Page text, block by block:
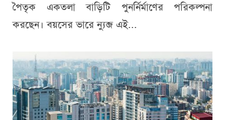
পৈতৃক একতলা বাড়িটি পুনর্নির্মাণের পরিকল্পনা
করছেন। বয়সের ভারে ন্যুব্জ এই...